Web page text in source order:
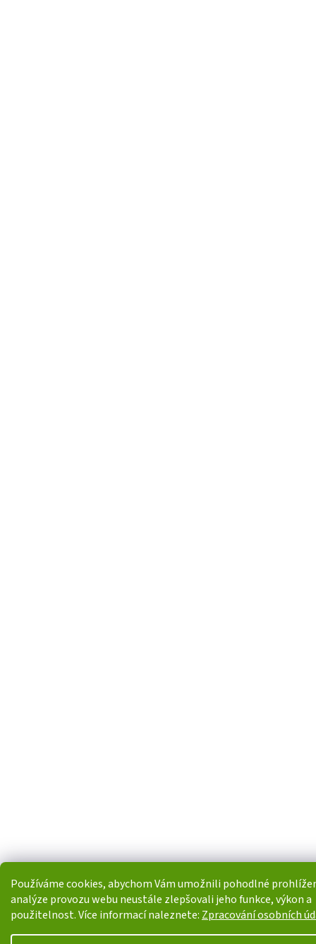
Používáme cookies, abychom Vám umožnili pohodlné
analýze provozu webu neustále zlepšovali jeho funkce, výkon a
použitelnost. Více informací naleznete: Zpracování osobních